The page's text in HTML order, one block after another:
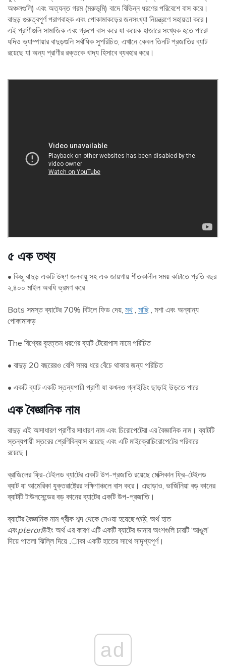
অঞ্চলগুলি) এবং অত্যন্ত গরম (মরুভূমি) বাদে বিভিন্ন ধরণের পরিবেশে বাস করে।
বাদুড় গুরুত্বপূর্ণ পরাগবাহক এবং পোকামাকড়ের জনসংখ্যা নিয়ন্ত্রণে সহায়তা করে।
এই প্রাণীগুলি সামাজিক এবং গ্রুপে বাস করে যা কয়েক হাজারে সংখ্যক হতে পারে!
যদিও ভ্যাম্পায়ার বাদুড়গুলি সর্বাধিক সুপরিচিত, এখানে কেবল তিনটি প্রজাতির ব্যাট
রয়েছে যা অন্য প্রাণীর রক্তকে খাদ্য হিসাবে ব্যবহার করে।
৫ এক তথ্য
• কিছু বাদুড় একটি উষ্ণ জলবায়ু সহ এক জায়গায় শীতকালীন সময় কাটাতে প্রতি বছর
২,৪০০ মাইল অবধি ভ্রমণ করে
Bats সমস্ত ব্যাটের 70% বিটলে ফিড দেয়, মথ , মাছি, মশা এবং অন্যান্য
পোকামাকড়
The বিশ্বের বৃহত্তম ধরণের ব্যাট টেরোপাস নামে পরিচিত
• বাদুড় 20 বছরেরও বেশি সময় ধরে বেঁচে থাকার জন্য পরিচিত
• একটি ব্যাট একটি স্তন্যপায়ী প্রাণী যা কখনও গ্লাইডিং ছাড়াই উড়তে পারে
এক বৈজ্ঞানিক নাম
বাদুড় এই অসাধারণ প্রাণীর সাধারণ নাম এবং চিরোপেটেরা এর বৈজ্ঞানিক নাম। ব্যাটটি
স্তন্যপায়ী স্তরের শ্রেণিবিন্যাস রয়েছে এবং এটি মাইক্রোচিরোপেটের পরিবারে
রয়েছে।
ব্রাজিলের ফ্রি-টেইলড ব্যাটের একটি উপ-প্রজাতি রয়েছে মেক্সিকান ফ্রি-টেইলড
ব্যাট যা আমেরিকা যুক্তরাষ্ট্রের দক্ষিণাঞ্চলে বাস করে। এছাড়াও, ভার্জিনিয়া বড় কানের
ব্যাটটি টাউনসেন্ডের বড় কানের ব্যাটের একটি উপ-প্রজাতি।
ব্যাটের বৈজ্ঞানিক নাম গ্রীক শব্দ থেকে নেওয়া হয়েছেগাড়ি, অর্থ হাত
এবংpteronউইং অর্থ এর কারণ এটি একটি ব্যাটের ডানার অংশগুলি চারটি ‘আঙুল’
দিয়ে পাতলা ঝিল্লি দিয়ে .াকা একটি হাতের সাথে সাদৃশ্যপূর্ণ।
ad